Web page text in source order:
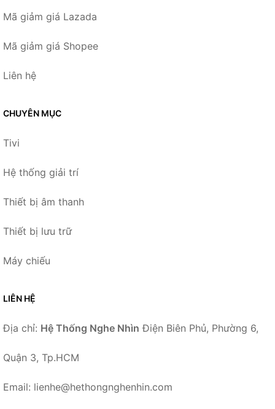
Mã giảm giá Lazada
Mã giảm giá Shopee
Liên hệ
CHUYÊN MỤC
Tivi
Hệ thống giải trí
Thiết bị âm thanh
Thiết bị lưu trữ
Máy chiếu
LIÊN HỆ
Địa chỉ: Hệ Thống Nghe Nhìn Điện Biên Phủ, Phường 6,
Quận 3, Tp.HCM
Email: lienhe@hethongnghenhin.com